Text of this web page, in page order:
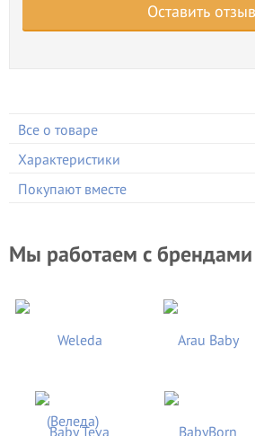
Оставить отзыв
Все о товаре
Характеристики
Покупают вместе
Мы работаем с брендами